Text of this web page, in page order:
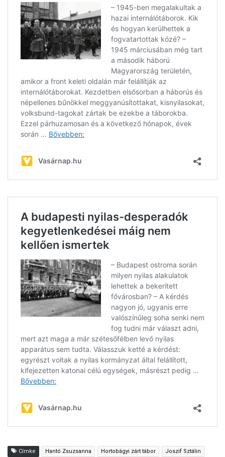
Címke Hantó Zsuzsanna Hortobágyi zárt tábor Joszif Sztálin